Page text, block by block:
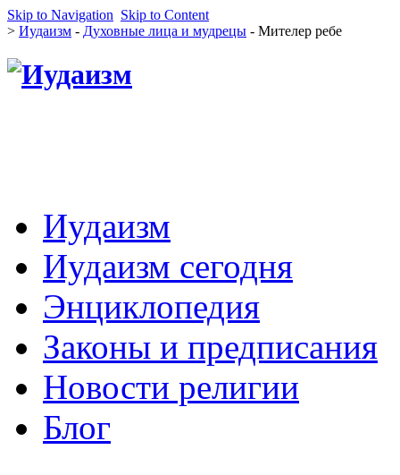
Skip to Navigation Skip to Content
> Иудаизм - Духовные лица и мудрецы - Мителер ребе
Иудаизм
Иудаизм сегодня
Энциклопедия
Законы и предписания
Новости религии
Блог